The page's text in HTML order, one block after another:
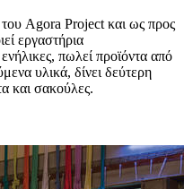
του Agora Project και ως προς
εργαστήρια
πωλεί προϊόντα από
υλικά, δίνει δεύτερη
και σακούλες.